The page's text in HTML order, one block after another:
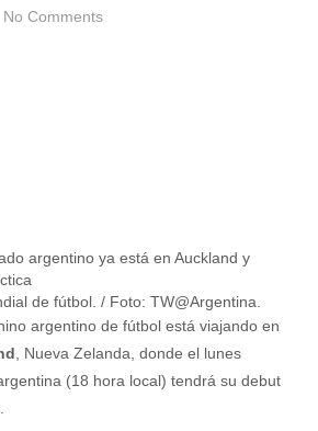
No Comments
de fútbol. / Foto: TW@Argentina.
argentino de fútbol está viajando en
, Nueva Zelanda, donde el lunes
(18 hora local) tendrá su debut